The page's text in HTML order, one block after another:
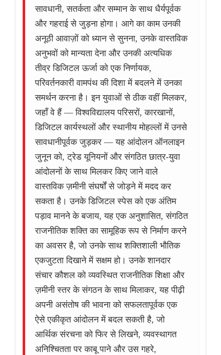
सावधानी, सतर्कता और सम्मान के साथ धैर्यपूर्वक
और गहराई से जुड़ना होगा। आगे का काम उनकी
अनूठी आवाज़ों को ध्यान से सुनना, उनके वास्तविक
अनुभवों को मान्यता देना और उनकी अत्यधिक
तीव्र डिजिटल ऊर्जा को एक निर्णायक,
परिवर्तनकारी वामपंथ की दिशा में बदलने में उनका
समर्थन करना है। इन युवाओं से ठीक वहीं मिलकर,
जहाँ वे हैं — विश्वविद्यालय परिसरों, कारखानों,
डिजिटल कार्यस्थलों और स्थानीय मोहल्लों में उनसे
सावधानीपूर्वक जुड़कर — यह आंदोलन ऑनलाइन
जुनून को, ट्रेड यूनियनों और संगठित छात्र-युवा
आंदोलनों के साथ मिलकर किए जाने वाले
वास्तविक ज़मीनी संघर्षों से जोड़ने में मदद कर
सकता है। उनके डिजिटल स्पेस को एक अंतिम
पड़ाव मानने के बजाय, यह एक अनुशासित, संगठित
राजनीतिक शक्ति का सामूहिक रूप से निर्माण करने
का अवसर है, जो उनके साथ शक्तिशाली भौतिक
एकजुटता दिखाने में सक्षम हो। उनके शानदार
संचार कौशल को व्यवस्थित राजनीतिक शिक्षा और
ज़मीनी स्तर के संगठन के साथ मिलाकर, यह पीढ़ी
अपनी असंतोष की भावना को सफलतापूर्वक एक
ऐसे एकीकृत आंदोलन में बदल सकती है, जो
आर्थिक संरचना को फिर से लिखने, व्यवस्थागत
अनिश्चितता पर काबू पाने और उस गहरे,